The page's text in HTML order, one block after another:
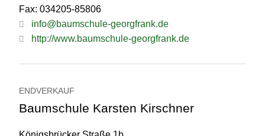
Fax: 034205-85806
info@baumschule-georgfrank.de
http://www.baumschule-georgfrank.de
ENDVERKAUF
Baumschule Karsten Kirschner